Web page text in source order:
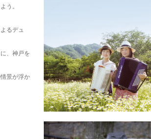
う。
るデュ
、神戸を
景が浮か